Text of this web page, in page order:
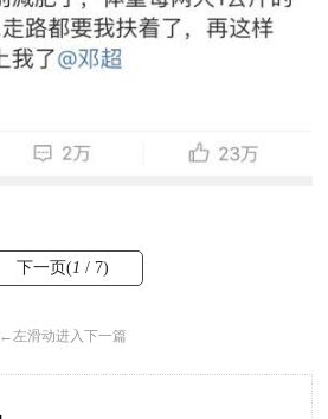
下一页(1 / 7)
←左滑动进入下一篇